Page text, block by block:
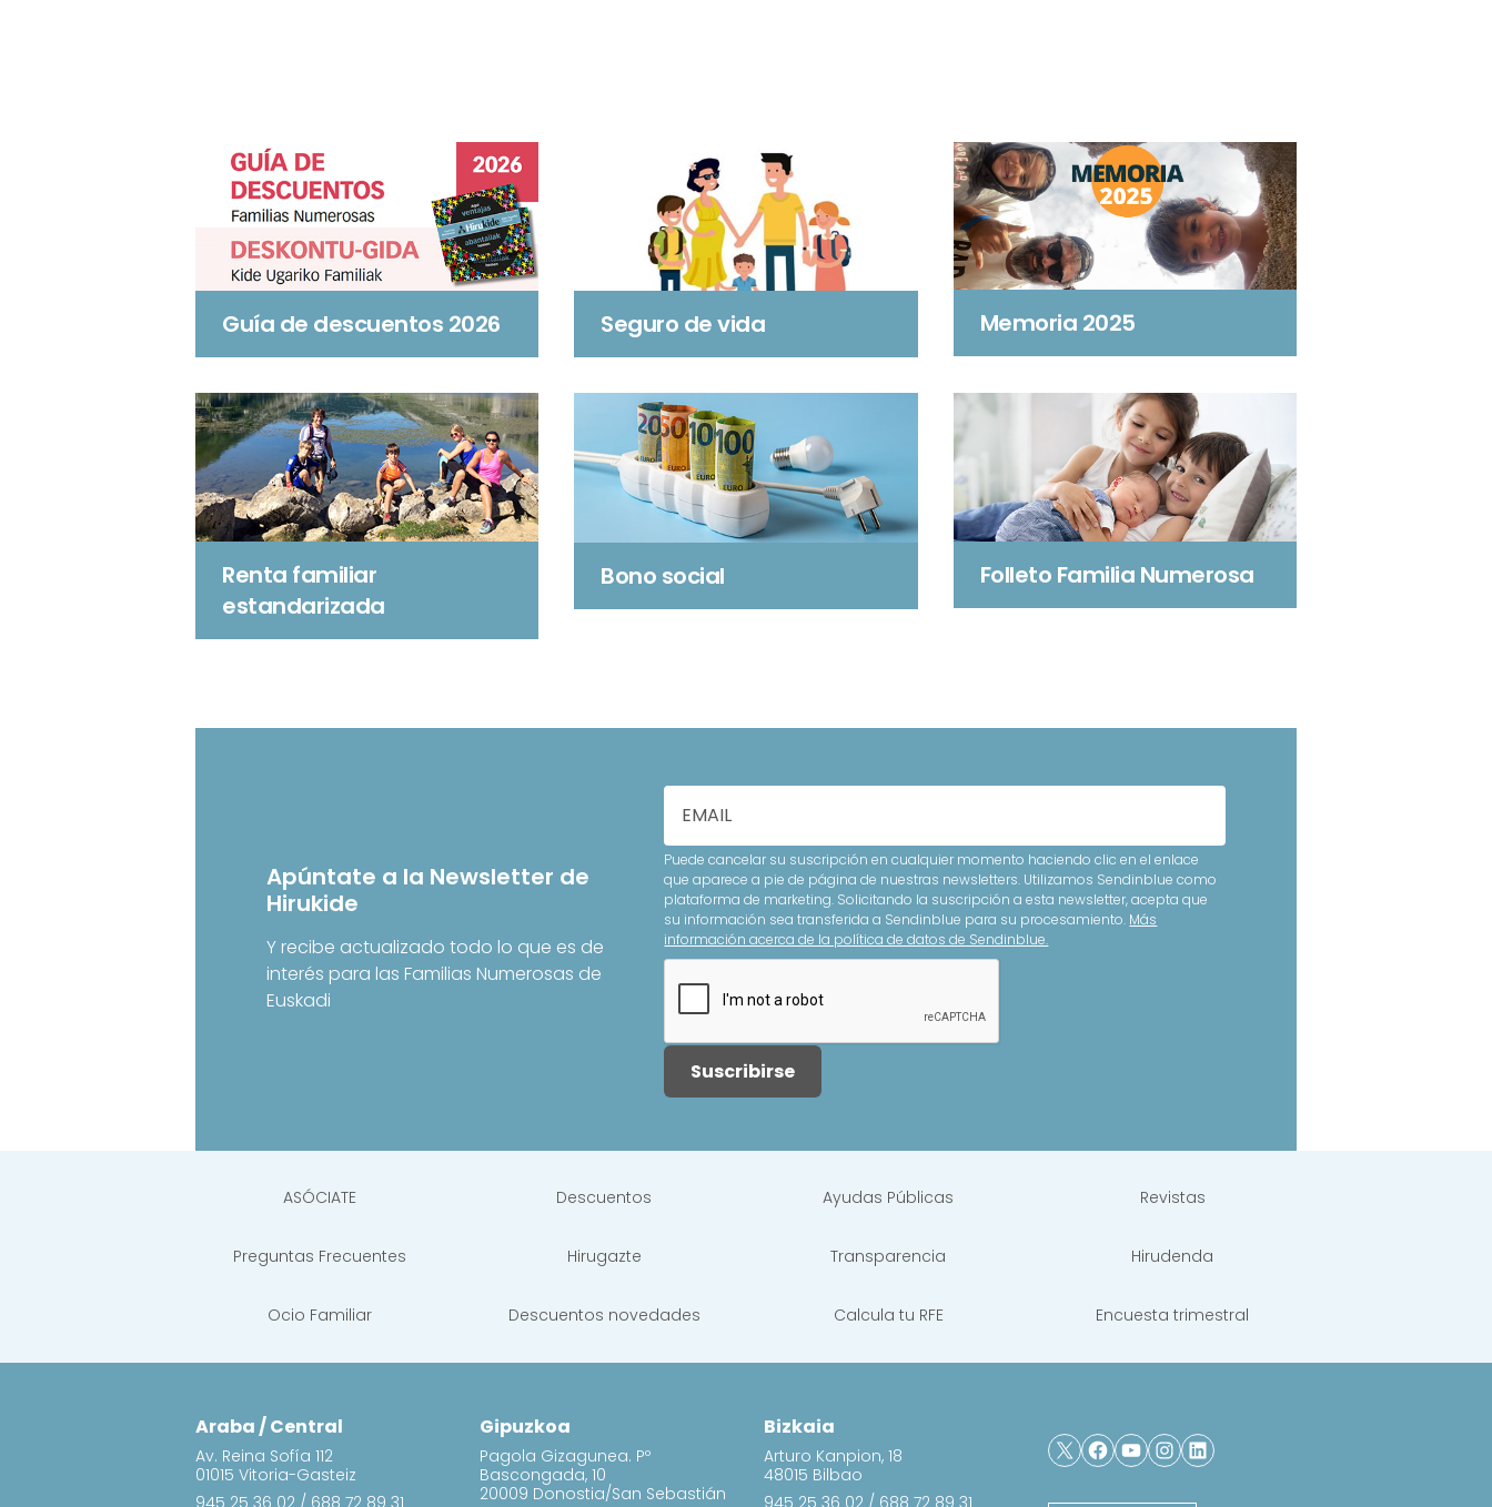
Guía de descuentos 2026 Seguro de vida Memoria 2025
Renta familiar
estandarizada
Bono social Folleto Familia Numerosa
Apúntate a la Newsletter de
Hirukide
Y recibe actualizado todo lo que es de
interés para las Familias Numerosas de
Euskadi
Puede cancelar su suscripción en cualquier momento haciendo clic en el enlace
que aparece a pie de página de nuestras newsletters. Utilizamos Sendinblue como
plataforma de marketing. Solicitando la suscripción a esta newsletter, acepta que
su información sea transferida a Sendinblue para su procesamiento. Más
información acerca de la política de datos de Sendinblue.
Suscribirse
ASÓCIATE Descuentos Ayudas Públicas Revistas
Preguntas Frecuentes Hirugazte Transparencia Hirudenda
Ocio Familiar Descuentos novedades Calcula tu RFE Encuesta trimestral
Araba / Central
Av. Reina Sofía 112
01015 Vitoria-Gasteiz
945 25 36 02 / 688 72 89 31
Gipuzkoa
Pagola Gizagunea. Pº
Bascongada, 10
20009 Donostia/San Sebastián
Bizkaia
Arturo Kanpion, 18
48015 Bilbao
945 25 36 02 / 688 72 89 31
X Facebook
YouTube
Instagram
LinkedIn